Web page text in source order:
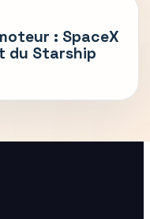
: SpaceX
du Starship